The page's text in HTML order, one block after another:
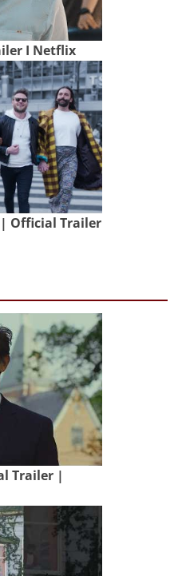
I Netflix
| Official Trailer
Trailer |